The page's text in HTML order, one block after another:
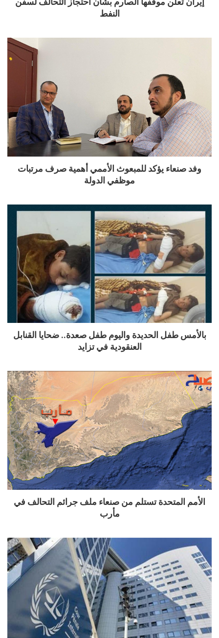
النفط
وفد صنعاء يؤكد للمبعوث الأممي أهمية صرف مرتبات
موظفي الدولة
بالأمس طفل الحديدة واليوم طفل صعدة.. ضحايا القنابل
العنقودية في تزايد
الأمم المتحدة تستلم من صنعاء ملف جرائم التحالف في
مأرب